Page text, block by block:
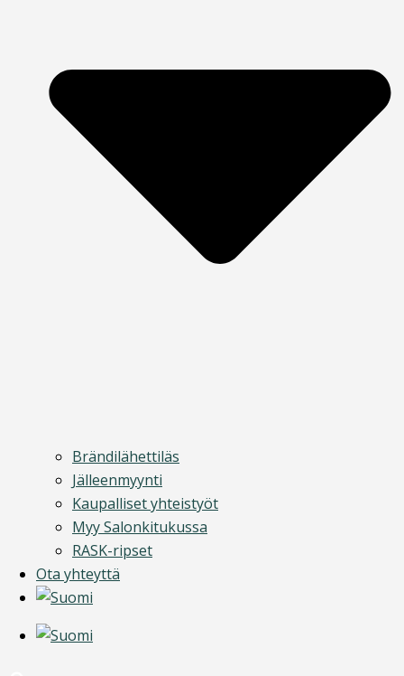
Brändilähettiläs
Jälleenmyynti
Kaupalliset yhteistyöt
Myy Salonkitukussa
RASK-ripset
Ota yhteyttä